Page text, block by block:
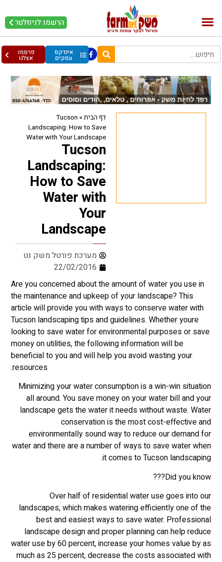
הרשמו לניוזלטר
אינדקס
עסקים
פרסמו
אצלנו
דף הבית»
Tucson
Landscaping: How to Save
Water with Your Landscape
Tucson
Landscaping:
How to Save
Water with
Your
Landscape
מערכת פורטל משק נט
22/02/2016
Are you concerned about the amount of water you use in
the maintenance and upkeep of your landscape? This
article will provide you with ways to conserve water with
Tucson landscaping tips and guidelines. Whether youre
looking to save water for environmental purposes or save
money on utilities, the following information will be
beneficial to you and will help you avoid wasting your
resources.
Minimizing your water consumption is a win-win situation
all around. You save money on your water bill and your
landscape gets the water it needs without waste. Water
conservation is the most cost-effective and
environmentally sound way to reduce our demand for
water and there are a number of ways to save water when
it comes to Tucson landscaping.
Did you know???
Over half of residential water use goes into our
landscapes, which makes watering efficiently one of the
best and easiest ways to save water. Professional
landscape design and proper planning can help reduce
water use by 60 percent, increase your homes value by as
much as 25 percent, decrease the costs associated with